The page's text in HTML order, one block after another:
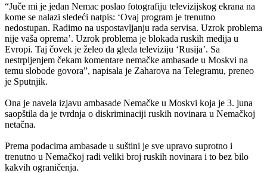
“Juče mi je jedan Nemac poslao fotografiju televizijskog ekrana na
kome se nalazi sledeći natpis: ‘Ovaj program je trenutno
nedostupan. Radimo na uspostavljanju rada servisa. Uzrok problema
nije vaša oprema’. Uzrok problema je blokada ruskih medija u
Evropi. Taj čovek je želeo da gleda televiziju ‘Rusija’. Sa
nestrpljenjem čekam komentare nemačke ambasade u Moskvi na
temu slobode govora”, napisala je Zaharova na Telegramu, preneo
je Sputnjik.
Ona je navela izjavu ambasade Nemačke u Moskvi koja je 3. juna
saopštila da je tvrdnja o diskriminaciji ruskih novinara u Nemačkoj
netačna.
Prema podacima ambasade u suštini je sve upravo suprotno i
trenutno u Nemačkoj radi veliki broj ruskih novinara i to bez bilo
kakvih ograničenja.